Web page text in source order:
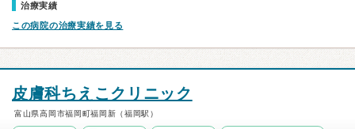
治療実績
この病院の治療実績を見る
皮膚科ちえこクリニック
富山県高岡市福岡町福岡新（福岡駅）